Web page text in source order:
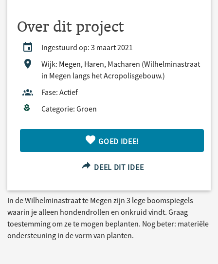
Over dit project
Ingestuurd op: 3 maart 2021
Wijk: Megen, Haren, Macharen (Wilhelminastraat
in Megen langs het Acropolisgebouw.)
Fase: Actief
Categorie: Groen
GOED IDEE!
DEEL DIT IDEE
In de Wilhelminastraat te Megen zijn 3 lege boomspiegels
waarin je alleen hondendrollen en onkruid vindt. Graag
toestemming om ze te mogen beplanten. Nog beter: materiële
ondersteuning in de vorm van planten.